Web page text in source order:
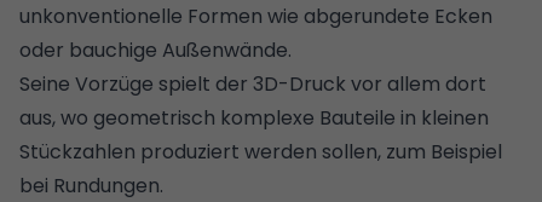
unkonventionelle Formen wie abgerundete Ecken
oder bauchige Außenwände.
Seine Vorzüge spielt der 3D-Druck vor allem dort
aus, wo geometrisch komplexe Bauteile in kleinen
Stückzahlen produziert werden sollen, zum Beispiel
bei Rundungen.